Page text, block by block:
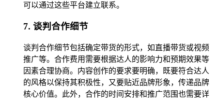
可以通过这些平台建立联系。
7. 谈判合作细节
谈判合作细节包括确定带货的形式，如直播带货或视频
推广等。合作费用需要根据达人的影响力和预期效果等
因素合理协商。内容创作的要求要明确，既要符合达人
的风格以保持其积极性，又要贴近品牌形象，传递品牌
核心价值。此外，合作的时间安排和推广范围也需要详